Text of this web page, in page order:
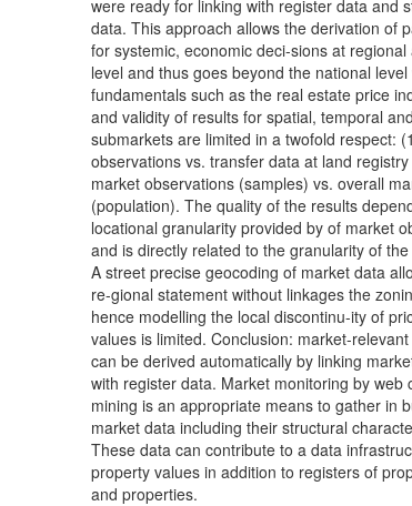
were ready for linking with register data and
data. This approach allows the derivation of
for systemic, economic deci-sions at regional
level and thus goes beyond the national level
fundamentals such as the real estate price
and validity of results for spatial, temporal
submarkets are limited in a twofold respect:
observations vs. transfer data at land
market observations (samples) vs. overall
(population). The quality of the results
locational granularity provided by of market
and is directly related to the granularity of
A street precise geocoding of market data
re-gional statement without linkages the
hence modelling the local discontinu-ity of
values is limited. Conclusion: market-
can be derived automatically by linking
with register data. Market monitoring by web
mining is an appropriate means to gather in
market data including their structural
These data can contribute to a data
property values in addition to registers of
and properties.